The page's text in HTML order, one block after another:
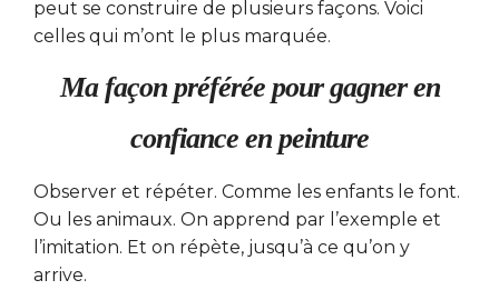
peut se construire de plusieurs façons. Voici
celles qui m’ont le plus marquée.
Ma façon préférée pour gagner en
confiance en peinture
Observer et répéter. Comme les enfants le font.
Ou les animaux. On apprend par l’exemple et
l’imitation. Et on répète, jusqu’à ce qu’on y
arrive.